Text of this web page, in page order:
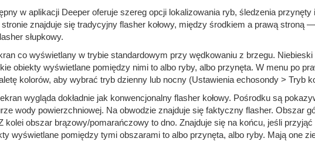
w aplikacji Deeper oferuje szereg opcji lokalizowania ryb, śledzenia przynęty i
znajduje się tradycyjny flasher kołowy, między środkiem a prawą stroną
słupkowy.
co wyświetlany w trybie standardowym przy wędkowaniu z brzegu.
obiekty wyświetlane pomiędzy nimi to albo ryby, albo przynęta. W menu po
kolorów, aby wybrać tryb dzienny lub nocny (Ustawienia echosondy > Tryb
wygląda dokładnie jak konwencjonalny flasher kołowy. Pośrodku są
wody powierzchniowej. Na obwodzie znajduje się faktyczny flasher. Obszar
kolei obszar brązowy/pomarańczowy to dno. Znajduje się na końcu, jeśli przyjąć
wyświetlane pomiędzy tymi obszarami to albo przynęta, albo ryby. Mają one